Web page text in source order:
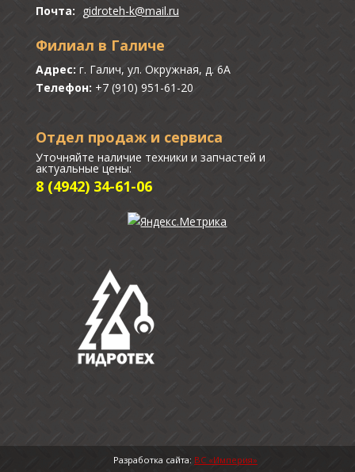
Почта: gidroteh-k@mail.ru
Филиал в Галиче
Адрес: г. Галич, ул. Окружная, д. 6А
Телефон: +7 (910) 951-61-20
Отдел продаж и сервиса
Уточняйте наличие техники и запчастей и
актуальные цены:
8 (4942) 34-61-06
Разработка сайта: ВС «Империя»